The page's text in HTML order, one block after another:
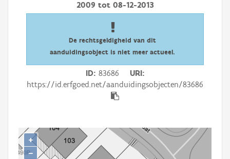
Downloads
Aanmelden
2009 tot 08-12-2013
De rechtsgeldigheid van dit
aanduidingsobject is niet meer actueel.
ID 83686
URI
https://id.erfgoed.net/aanduidingsobjecten/83686
+
−